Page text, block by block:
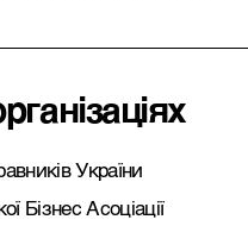
України
Бізнес Асоціації